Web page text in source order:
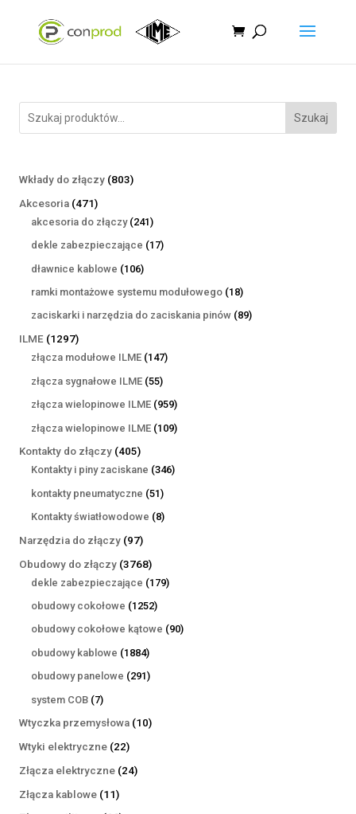
Szukaj
Wkłady do złączy 803803
Akcesoria 471471
produktów
akcesoria do złączy 241241
produktów
dekle zabezpieczające 1717
dławnice kablowe 106106
produktów
ramki montażowe systemu modułowego 1818
produktów
zaciskarki i narzędzia do zaciskania pinów 8989
ILME 12971297
produktów
złącza modułowe ILME 147147
złącza sygnałowe ILME 5555
produktów
złącza wielopinowe ILME 959959
produktów
złącza wielopinowe ILME 109109
Kontakty do złączy 405405
produktów
Kontakty i piny zaciskane 346346
kontakty pneumatyczne 5151
produktów
Kontakty światłowodowe 88
Narzędzia do złączy 9797
produktów
Obudowy do złączy 37683768
produktów
dekle zabezpieczające 179179
obudowy cokołowe 12521252
produkty
obudowy cokołowe kątowe 9090
obudowy kablowe 18841884
produkty
obudowy panelowe 291291
system COB 77
produktów
Wtyczka przemysłowa 1010
Wtyki elektryczne 2222
produkty
Złącza elektryczne 2424
Złącza kablowe 1111